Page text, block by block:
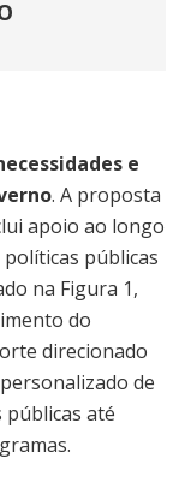
e
. A proposta
apoio ao longo
públicas
na Figura 1,
do
direcionado
de
públicas até